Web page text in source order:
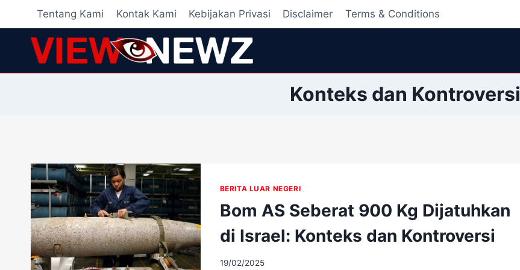
content
Tentang Kami Kontak Kami Kebijakan Privasi Disclaimer Terms & Conditions
Konteks dan Kontroversi
BERITA LUAR NEGERI
Bom AS Seberat 900 Kg Dijatuhkan
di Israel: Konteks dan Kontroversi
19/02/2025